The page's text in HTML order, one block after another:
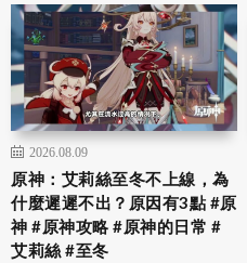
2026.08.09
原神：艾莉絲至冬不上線，為
什麼遲遲不出？原因有3點 #原
神 #原神攻略 #原神的日常 #
艾莉絲 #至冬